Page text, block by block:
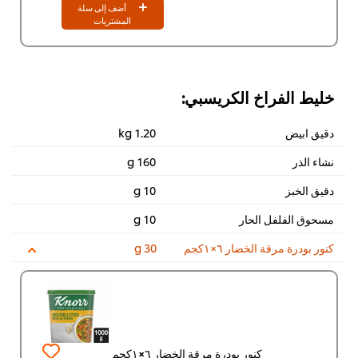
2,903.80 EGP
أضف إلى سلة
المشتريات
خليط الفراخ الكريسبي:
دقيق ابيض
1.20 kg
نشاء الذر
160 g
دقيق الخبز
10 g
مسحوق الفلفل الحار
10 g
كنور بودرة مرقة الخضار ٦×١كجم
30 g
كنور بودرة مرقة الخضار ٦×١كجم